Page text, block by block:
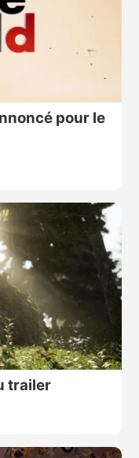
pour le
trailer